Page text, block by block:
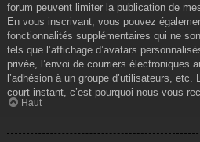
forum peuvent limiter la publication de
En vous inscrivant, vous pouvez
fonctionnalités supplémentaires qui ne
tels que l’affichage d’avatars
privée, l’envoi de courriers électroniques
l’adhésion à un groupe d’utilisateurs, etc.
court instant, c’est pourquoi nous vous
Haut